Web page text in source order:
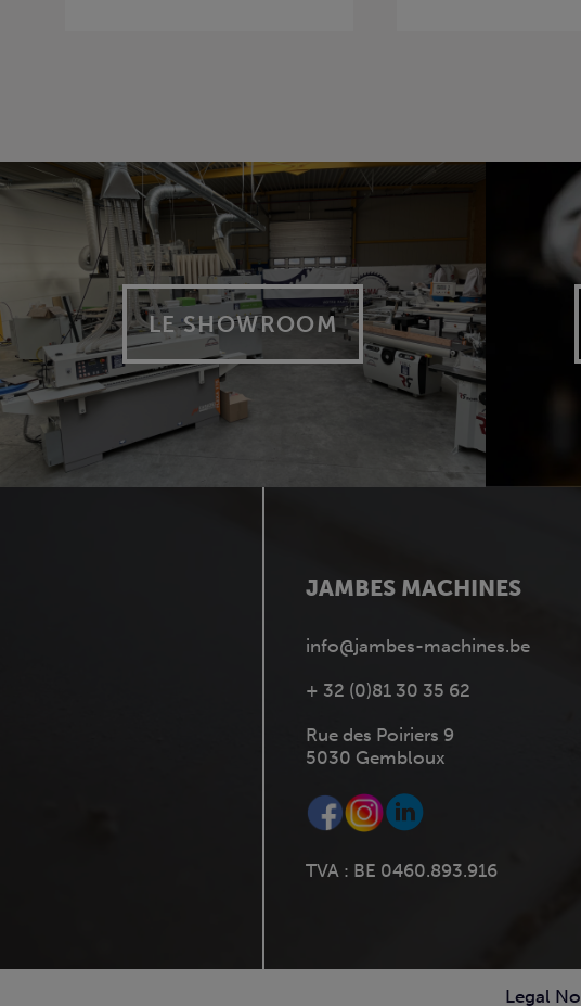
LE SHOWROOM
JAMBES MACHINES
info@jambes-machines.be
+ 32 (0)81 30 35 62
Rue des Poiriers 9
5030 Gembloux
TVA : BE 0460.893.916
Legal